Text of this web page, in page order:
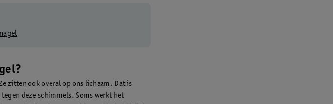
zitten ook overal op ons lichaam. Dat is
deze schimmels. Soms werkt het